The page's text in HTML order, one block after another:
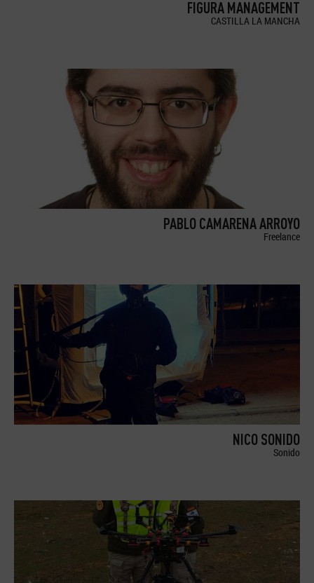
FIGURA MANAGEMENT
CASTILLA LA MANCHA
PABLO CAMARENA ARROYO
Freelance
NICO SONIDO
Sonido